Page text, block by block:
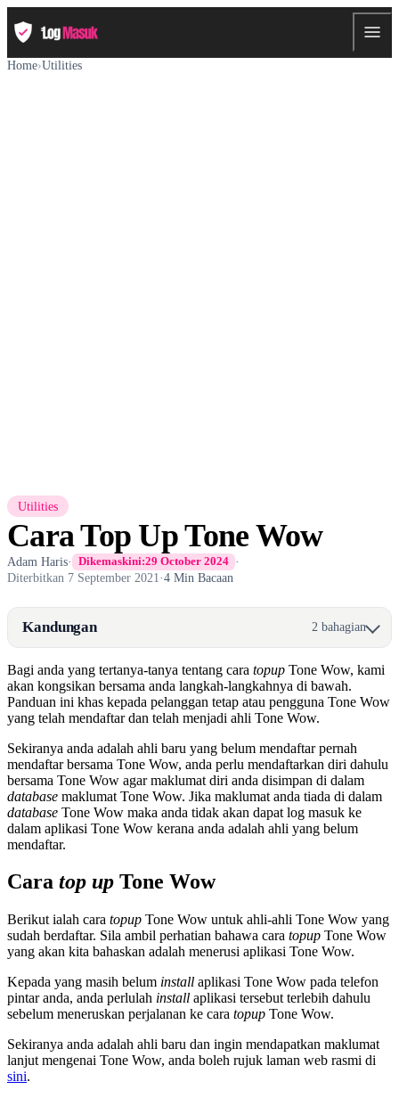
Home›Utilities
Utilities
Cara Top Up Tone Wow
Adam Haris· Dikemaskini:29 October 2024 ·
Diterbitkan 7 September 2021·4 Min Bacaan
Kandungan 2 bahagian
Bagi anda yang tertanya-tanya tentang cara topup Tone Wow, kami
akan kongsikan bersama anda langkah-langkahnya di bawah.
Panduan ini khas kepada pelanggan tetap atau pengguna Tone Wow
yang telah mendaftar dan telah menjadi ahli Tone Wow.
Sekiranya anda adalah ahli baru yang belum mendaftar pernah
mendaftar bersama Tone Wow, anda perlu mendaftarkan diri dahulu
bersama Tone Wow agar maklumat diri anda disimpan di dalam
database maklumat Tone Wow. Jika maklumat anda tiada di dalam
database Tone Wow maka anda tidak akan dapat log masuk ke
dalam aplikasi Tone Wow kerana anda adalah ahli yang belum
mendaftar.
Cara top up Tone Wow
Berikut ialah cara topup Tone Wow untuk ahli-ahli Tone Wow yang
sudah berdaftar. Sila ambil perhatian bahawa cara topup Tone Wow
yang akan kita bahaskan adalah menerusi aplikasi Tone Wow.
Kepada yang masih belum install aplikasi Tone Wow pada telefon
pintar anda, anda perlulah install aplikasi tersebut terlebih dahulu
sebelum meneruskan perjalanan ke cara topup Tone Wow.
Sekiranya anda adalah ahli baru dan ingin mendapatkan maklumat
lanjut mengenai Tone Wow, anda boleh rujuk laman web rasmi di
sini.